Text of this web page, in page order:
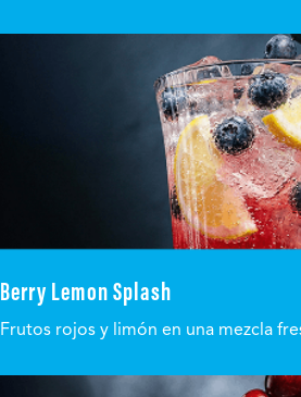
Berry Lemon Splash
Frutos rojos y limón en una mezcla